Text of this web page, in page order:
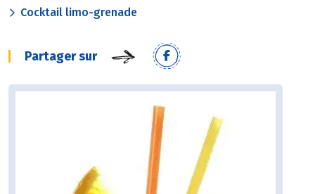
Cocktail limo-grenade
Partager sur